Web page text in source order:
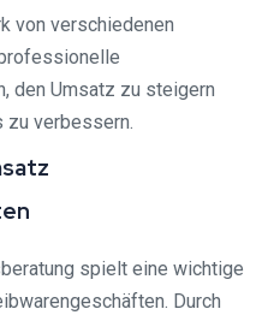
von verschiedenen
den Umsatz zu steigern
zu verbessern.
spielt eine wichtige
Durch